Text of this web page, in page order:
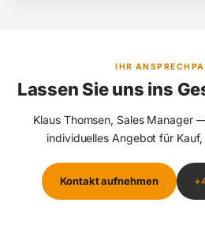
IHR
Lassen Sie uns ins
Klaus Thomsen, Sales Manager
individuelles Angebot für
Kontakt aufnehmen